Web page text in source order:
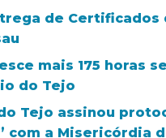
de Certificados
mais 175 horas
do Tejo
Tejo assinou
com a Misericórdia